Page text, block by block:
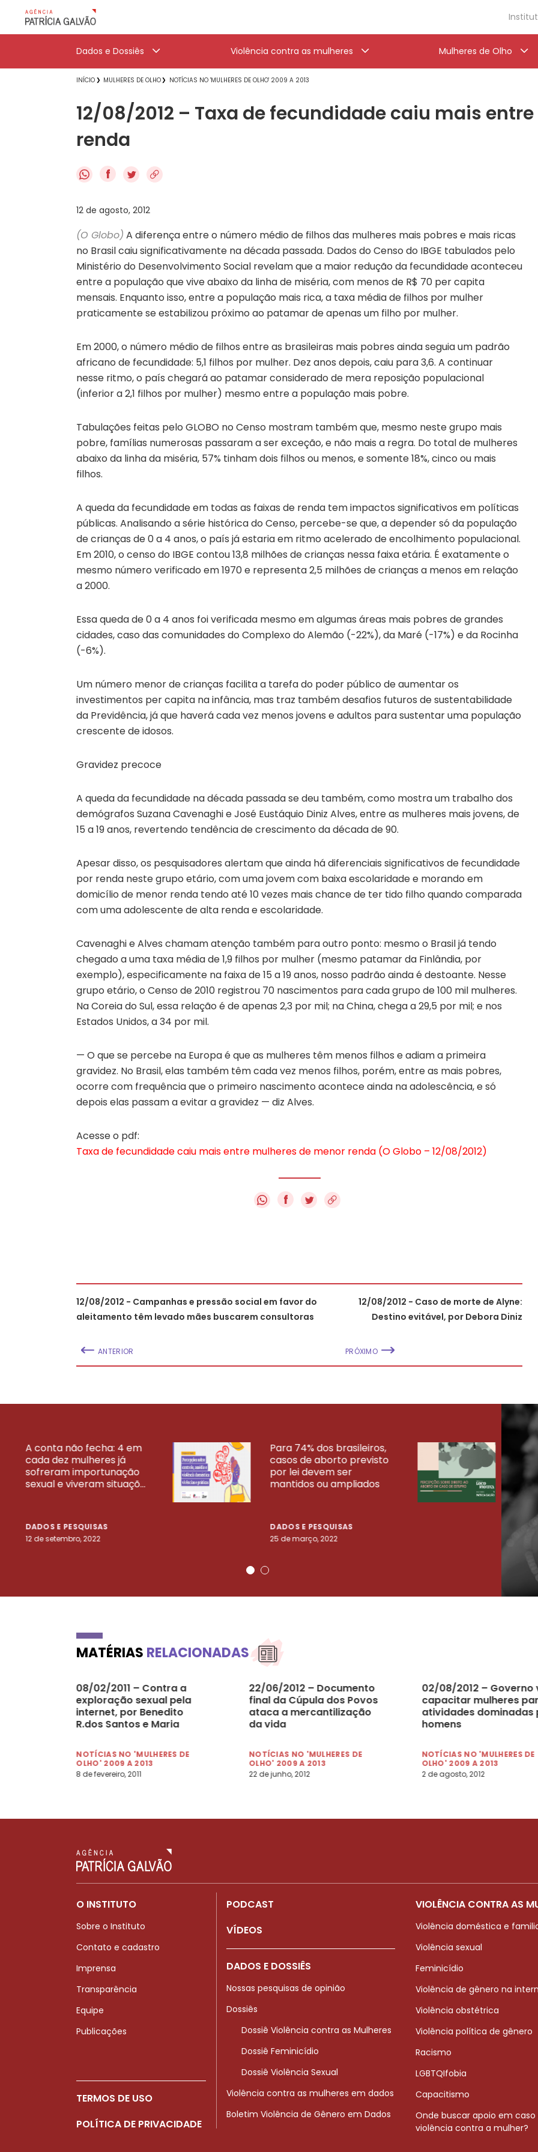
Dados e Dossiês Violência contra as mulheres Mulheres de Olho
INÍCIO MULHERES DE OLHO NOTÍCIAS NO 'MULHERES DE OLHO' 2009 A 2013
12/08/2012 – Taxa de fecundidade caiu mais
renda
f
12 de agosto, 2012
(O Globo) A diferença entre o número médio de filhos das mulheres mais pobres e mais ricas
no Brasil caiu significativamente na década passada. Dados do Censo do IBGE tabulados pelo
Ministério do Desenvolvimento Social revelam que a maior redução da fecundidade aconteceu
entre a população que vive abaixo da linha de miséria, com menos de R$ 70 per capita
mensais. Enquanto isso, entre a população mais rica, a taxa média de filhos por mulher
praticamente se estabilizou próximo ao patamar de apenas um filho por mulher.
Em 2000, o número médio de filhos entre as brasileiras mais pobres ainda seguia um padrão
africano de fecundidade: 5,1 filhos por mulher. Dez anos depois, caiu para 3,6. A continuar
nesse ritmo, o país chegará ao patamar considerado de mera reposição populacional
(inferior a 2,1 filhos por mulher) mesmo entre a população mais pobre.
Tabulações feitas pelo GLOBO no Censo mostram também que, mesmo neste grupo mais
pobre, famílias numerosas passaram a ser exceção, e não mais a regra. Do total de mulheres
abaixo da linha da miséria, 57% tinham dois filhos ou menos, e somente 18%, cinco ou mais
filhos.
A queda da fecundidade em todas as faixas de renda tem impactos significativos em políticas
públicas. Analisando a série histórica do Censo, percebe-se que, a depender só da população
de crianças de 0 a 4 anos, o país já estaria em ritmo acelerado de encolhimento populacional.
Em 2010, o censo do IBGE contou 13,8 milhões de crianças nessa faixa etária. É exatamente o
mesmo número verificado em 1970 e representa 2,5 milhões de crianças a menos em relação
a 2000.
Essa queda de 0 a 4 anos foi verificada mesmo em algumas áreas mais pobres de grandes
cidades, caso das comunidades do Complexo do Alemão (-22%), da Maré (-17%) e da Rocinha
(-6%).
Um número menor de crianças facilita a tarefa do poder público de aumentar os
investimentos per capita na infância, mas traz também desafios futuros de sustentabilidade
da Previdência, já que haverá cada vez menos jovens e adultos para sustentar uma população
crescente de idosos.
Gravidez precoce
A queda da fecundidade na década passada se deu também, como mostra um trabalho dos
demógrafos Suzana Cavenaghi e José Eustáquio Diniz Alves, entre as mulheres mais jovens, de
15 a 19 anos, revertendo tendência de crescimento da década de 90.
Apesar disso, os pesquisadores alertam que ainda há diferenciais significativos de fecundidade
por renda neste grupo etário, com uma jovem com baixa escolaridade e morando em
domicílio de menor renda tendo até 10 vezes mais chance de ter tido filho quando comparada
com uma adolescente de alta renda e escolaridade.
Cavenaghi e Alves chamam atenção também para outro ponto: mesmo o Brasil já tendo
chegado a uma taxa média de 1,9 filhos por mulher (mesmo patamar da Finlândia, por
exemplo), especificamente na faixa de 15 a 19 anos, nosso padrão ainda é destoante. Nesse
grupo etário, o Censo de 2010 registrou 70 nascimentos para cada grupo de 100 mil mulheres.
Na Coreia do Sul, essa relação é de apenas 2,3 por mil; na China, chega a 29,5 por mil; e nos
Estados Unidos, a 34 por mil.
— O que se percebe na Europa é que as mulheres têm menos filhos e adiam a primeira
gravidez. No Brasil, elas também têm cada vez menos filhos, porém, entre as mais pobres,
ocorre com frequência que o primeiro nascimento acontece ainda na adolescência, e só
depois elas passam a evitar a gravidez — diz Alves.
Acesse o pdf:
Taxa de fecundidade caiu mais entre mulheres de menor renda (O Globo – 12/08/2012)
f
12/08/2012 - Campanhas e pressão social em favor do
aleitamento têm levado mães buscarem consultoras
ANTERIOR
12/08/2012 - Caso de morte de Alyne:
Destino evitável, por Debora Diniz
PRÓXIMO
A conta não fecha: 4 em
cada dez mulheres já
sofreram importunação
sexual e viveram situaçõ...
DADOS E PESQUISAS
12 de setembro, 2022
Para 74% dos brasileiros,
casos de aborto previsto
por lei devem ser
mantidos ou ampliados
DADOS E PESQUISAS
25 de março, 2022
23
VEJA MAIS PESQUISAS
MATÉRIAS RELACIONADAS
08/02/2011 – Contra a
exploração sexual pela
internet, por Benedito
R.dos Santos e Maria
(Folha)
NOTÍCIAS NO 'MULHERES DE
OLHO' 2009 A 2013
8 de fevereiro, 2011
22/06/2012 – Documento
final da Cúpula dos Povos
ataca a mercantilização
da vida
NOTÍCIAS NO 'MULHERES DE
OLHO' 2009 A 2013
22 de junho, 2012
02/08/2012 – Governo
capacitar mulheres
atividades dominadas
homens
NOTÍCIAS NO 'MULHERES DE
OLHO' 2009 A 2013
2 de agosto, 2012
O INSTITUTO
Sobre o Instituto
Contato e cadastro
Imprensa
Transparência
Equipe
Publicações
TERMOS DE USO
POLÍTICA DE PRIVACIDADE
PODCAST
VÍDEOS
DADOS E DOSSIÊS
Nossas pesquisas de opinião
Dossiês
Dossiê Violência contra as Mulheres
Dossiê Feminicídio
Dossiê Violência Sexual
Violência contra as mulheres em dados
Boletim Violência de Gênero em Dados
VIOLÊNCIA CONTRA AS
Violência doméstica e
Violência sexual
Feminicídio
Violência de gênero na
Violência obstétrica
Violência política de gênero
Racismo
LGBTQIfobia
Capacitismo
Onde buscar apoio em caso
violência contra a mulher?